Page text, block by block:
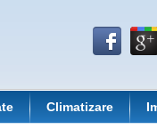
Climatizare